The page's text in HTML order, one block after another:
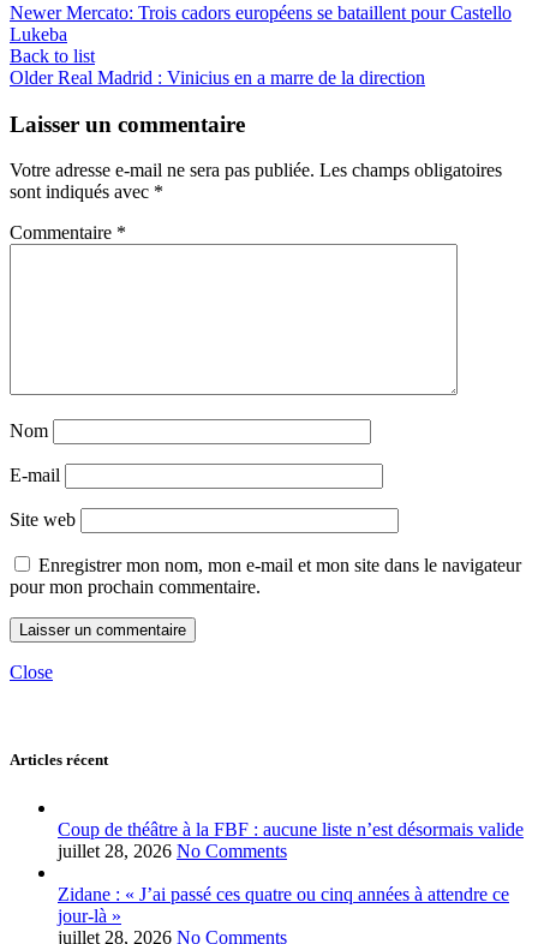
Newer Mercato: Trois cadors européens se bataillent pour Castello
Lukeba
Back to list
Older Real Madrid : Vinicius en a marre de la direction
Laisser un commentaire
Votre adresse e-mail ne sera pas publiée. Les champs obligatoires
sont indiqués avec *
Commentaire *
Nom
E-mail
Site web
Enregistrer mon nom, mon e-mail et mon site dans le navigateur
pour mon prochain commentaire.
Close
Articles récent
Coup de théâtre à la FBF : aucune liste n’est désormais valide
juillet 28, 2026 No Comments
Zidane : « J’ai passé ces quatre ou cinq années à attendre ce
jour-là »
juillet 28, 2026 No Comments